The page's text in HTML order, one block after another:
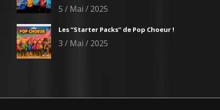
5 / Mai / 2025
Les “Starter Packs” de Pop Choeur !
3 / Mai / 2025